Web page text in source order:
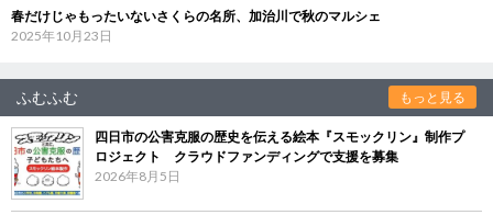
春だけじゃもったいないさくらの名所、加治川で秋のマルシェ
2025年10月23日
ふむふむ もっと見る
四日市の公害克服の歴史を伝える絵本『スモックリン』制作プ
ロジェクト クラウドファンディングで支援を募集
2026年8月5日